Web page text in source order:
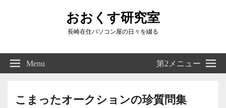
おおくす研究室
長崎在住パソコン屋の日々を綴る
Right
Sidebar
Widget
Menu 第2メニュー
こまったオークションの珍質問集